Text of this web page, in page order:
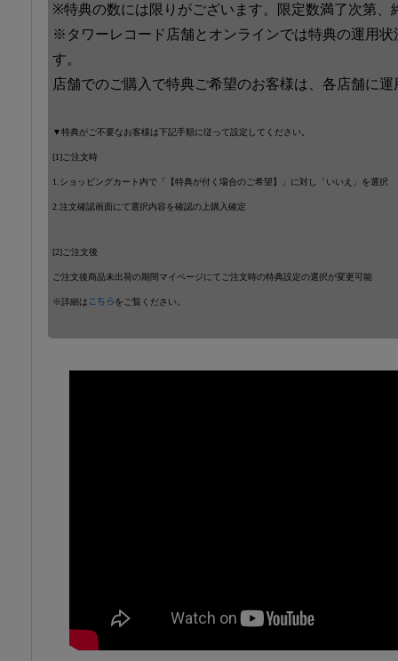
※特典の数には限りがございます。限定数満了次第、
※タワーレコード店舗とオンラインでは特典の運用
す。
店舗でのご購入で特典ご希望のお客様は、各店舗に
▼特典がご不要なお客様は下記手順に従って設定してください。
[1]ご注文時
1.ショッピングカート内で「【特典が付く場合のご希望】」に対し「いいえ」を選択
2.注文確認画面にて選択内容を確認の上購入確定
[2]ご注文後
ご注文後商品未出荷の期間マイページにてご注文時の特典設定の選択が変更可能
※詳細は こちらをご覧ください。